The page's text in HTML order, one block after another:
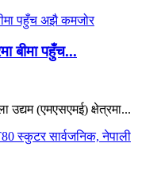
बीमा पहुँच...
उद्यम (एमएसएमई) क्षेत्रमा...